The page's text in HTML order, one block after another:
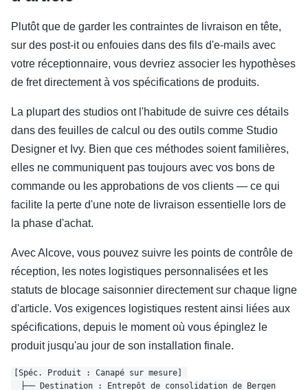
Plutôt que de garder les contraintes de livraison en tête,
sur des post-it ou enfouies dans des fils d'e-mails avec
votre réceptionnaire, vous devriez associer les hypothèses
de fret directement à vos spécifications de produits.
La plupart des studios ont l'habitude de suivre ces détails
dans des feuilles de calcul ou des outils comme Studio
Designer et Ivy. Bien que ces méthodes soient familières,
elles ne communiquent pas toujours avec vos bons de
commande ou les approbations de vos clients — ce qui
facilite la perte d'une note de livraison essentielle lors de
la phase d'achat.
Avec Alcove, vous pouvez suivre les points de contrôle de
réception, les notes logistiques personnalisées et les
statuts de blocage saisonnier directement sur chaque ligne
d'article. Vos exigences logistiques restent ainsi liées aux
spécifications, depuis le moment où vous épinglez le
produit jusqu'au jour de son installation finale.
[Spéc. Produit : Canapé sur mesure]
  ├── Destination : Entrepôt de consolidation de Bergen